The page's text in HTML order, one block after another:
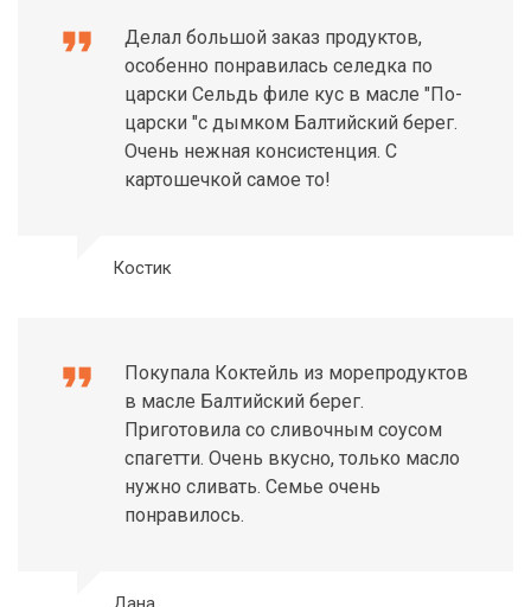
format_quote
Делал большой заказ продуктов,
особенно понравилась селедка по
царски Сельдь филе кус в масле "По-
царски "с дымком Балтийский берег.
Очень нежная консистенция. С
картошечкой самое то!
Костик
format_quote
Покупала Коктейль из морепродуктов
в масле Балтийский берег.
Приготовила со сливочным соусом
спагетти. Очень вкусно, только масло
нужно сливать. Семье очень
понравилось.